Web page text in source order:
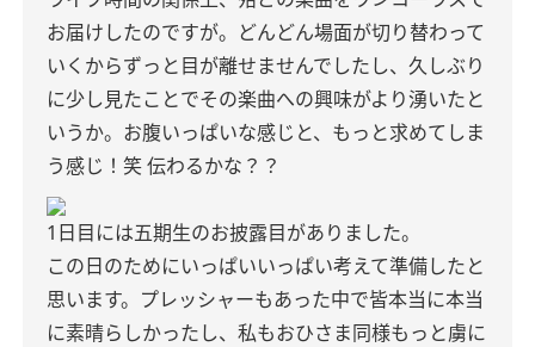
お届けしたのですが。どんどん場面が切り替わって
いくからずっと目が離せませんでしたし、久しぶり
に少し見たことでその楽曲への興味がより湧いたと
いうか。お腹いっぱいな感じと、もっと求めてしま
う感じ！笑 伝わるかな？？
1日目には五期生のお披露目がありました。
この日のためにいっぱいいっぱい考えて準備したと
思います。プレッシャーもあった中で皆本当に本当
に素晴らしかったし、私もおひさま同様もっと虜に